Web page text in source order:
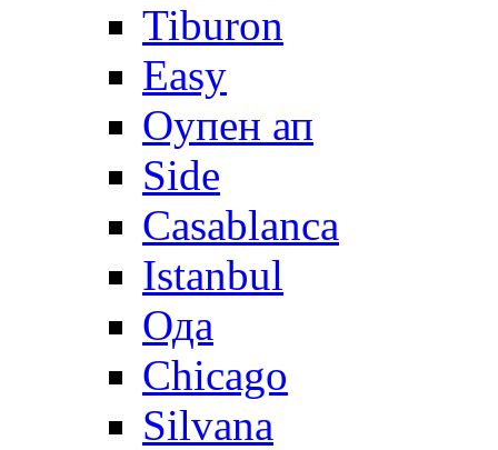
Tiburon
Easy
Оупен ап
Side
Casablanca
Istanbul
Ода
Chicago
Silvana